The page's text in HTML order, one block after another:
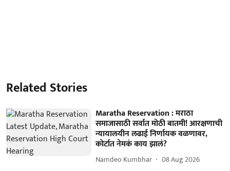
Related Stories
Maratha Reservation : मराठा
समाजासाठी सर्वात मोठी बातमी! आरक्षणाची
न्यायालयीन लढाई निर्णायक वळणावर,
कोर्टात नेमकं काय झालं?
Namdeo Kumbhar 08 Aug 2026